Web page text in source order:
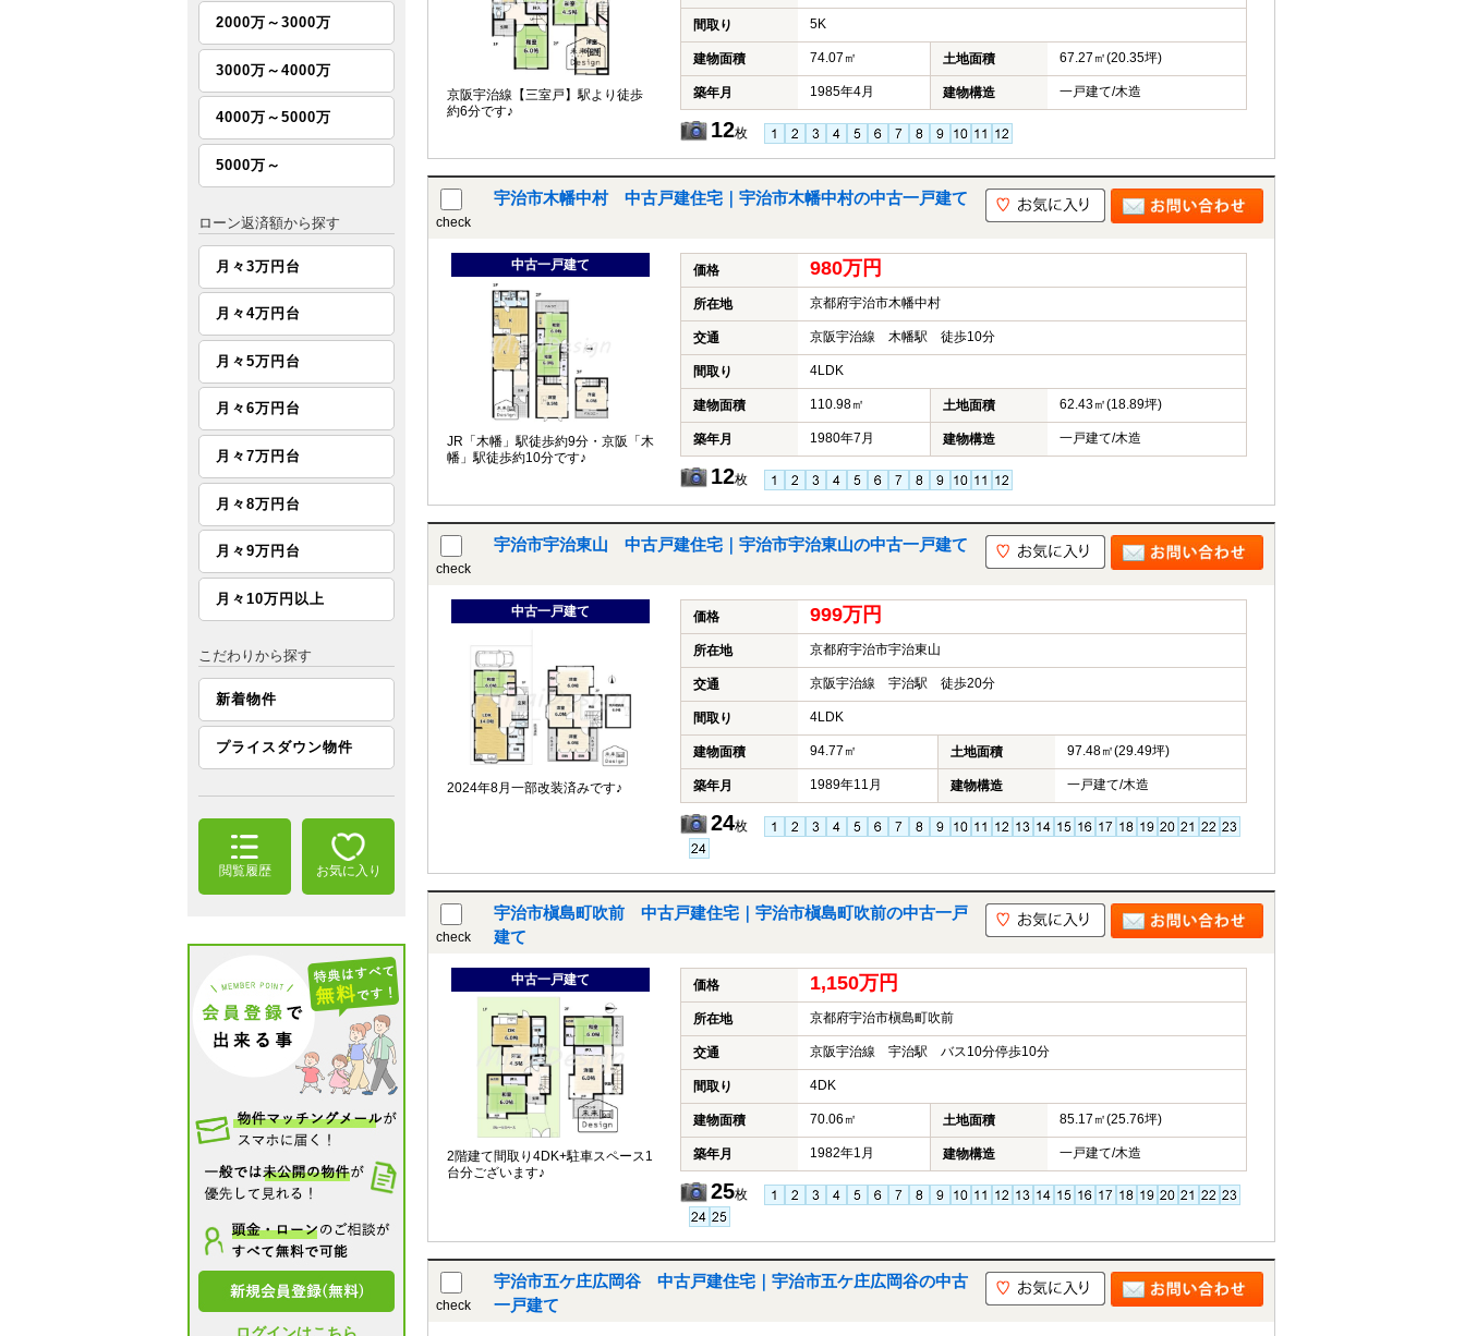
京阪宇治線【三室戸】駅より徒歩
約6分です♪
間取り 5K
建物面積 74.07㎡ 土地面積 67.27㎡(20.35坪)
築年月 1985年4月 建物構造 一戸建て/木造
12枚
check
宇治市木幡中村 中古戸建住宅｜宇治市木幡中村の中古一戸建て
中古一戸建て
JR「木幡」駅徒歩約9分・京阪「木
幡」駅徒歩約10分です♪
価格 980万円
所在地 京都府宇治市木幡中村
交通 京阪宇治線 木幡駅 徒歩10分
間取り 4LDK
建物面積 110.98㎡ 土地面積 62.43㎡(18.89坪)
築年月 1980年7月 建物構造 一戸建て/木造
12枚
check
宇治市宇治東山 中古戸建住宅｜宇治市宇治東山の中古一戸建て
中古一戸建て
2024年8月一部改装済みです♪
価格 999万円
所在地 京都府宇治市宇治東山
交通 京阪宇治線 宇治駅 徒歩20分
間取り 4LDK
建物面積 94.77㎡ 土地面積 97.48㎡(29.49坪)
築年月 1989年11月 建物構造 一戸建て/木造
24枚
check
宇治市槇島町吹前 中古戸建住宅｜宇治市槇島町吹前の中古一戸
建て
中古一戸建て
2階建て間取り4DK+駐車スペース1
台分ございます♪
価格 1,150万円
所在地 京都府宇治市槇島町吹前
交通 京阪宇治線 宇治駅 バス10分停歩10分
間取り 4DK
建物面積 70.06㎡ 土地面積 85.17㎡(25.76坪)
築年月 1982年1月 建物構造 一戸建て/木造
25枚
check
宇治市五ケ庄広岡谷 中古戸建住宅｜宇治市五ケ庄広岡谷の中古
一戸建て
2000万～3000万
3000万～4000万
4000万～5000万
5000万～
ローン返済額から探す
月々3万円台
月々4万円台
月々5万円台
月々6万円台
月々7万円台
月々8万円台
月々9万円台
月々10万円以上
こだわりから探す
新着物件
プライスダウン物件
閲覧履歴 お気に入り
ログインはこちら